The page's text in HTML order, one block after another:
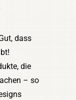
dass
die
– so